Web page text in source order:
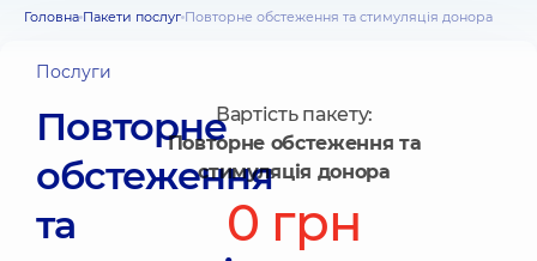
Головна Пакети послуг Повторне обстеження та стимуляція донора
Послуги
Повторне
обстеження
та
Вартість пакету:
Повторне обстеження та
стимуляція донора
0 грн